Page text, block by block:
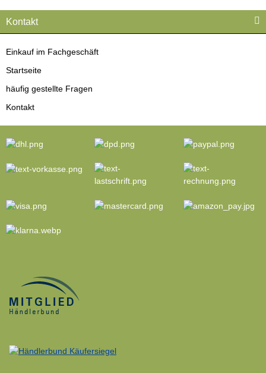
Kontakt
Einkauf im Fachgeschäft
Startseite
häufig gestellte Fragen
Kontakt